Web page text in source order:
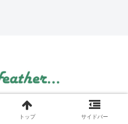
feather....
トップ サイドバー